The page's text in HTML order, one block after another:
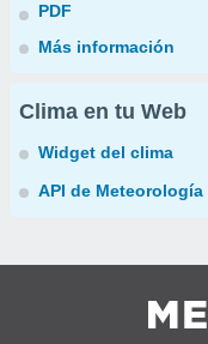
PDF
Más información
Clima en tu Web
Widget del clima
API de Meteorología